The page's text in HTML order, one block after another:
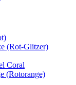
(Rot-Glitzer)
Coral
(Rotorange)